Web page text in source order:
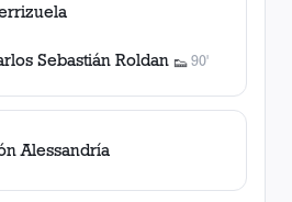
Sebastián Roldan 👟
1asistencia
90'
Alessandría